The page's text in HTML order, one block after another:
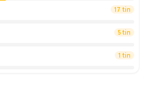
17 tin
5 tin
1 tin